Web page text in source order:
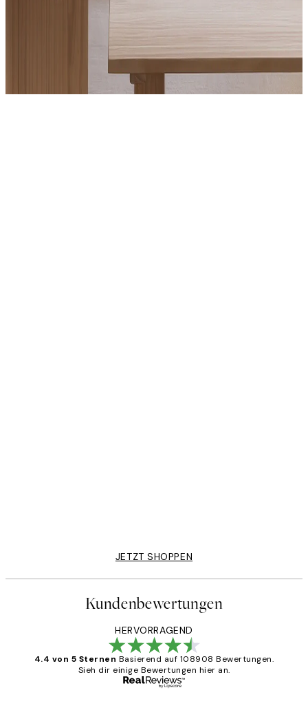
JETZT SHOPPEN
Kundenbewertungen
HERVORRAGEND
4.4 von 5 Sternen Basierend auf 108908 Bewertungen.
Sieh dir einige Bewertungen hier an.